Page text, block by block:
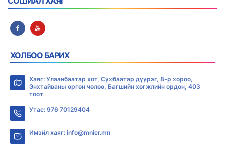
ХОЛБОО БАРИХ
Хаяг: Улаанбаатар хот, Сүхбаатар дүүрэг, 8-р хороо,
Энхтайваны өргөн чөлөө, Багшийн хөгжлийн ордон, 403
тоот
Утас: 976 70129404
Имэйл хаяг: info@mnier.mn